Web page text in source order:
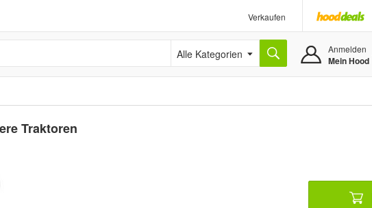
Verkaufen
Alle Kategorien Anmelden
Mein Hood
Traktoren